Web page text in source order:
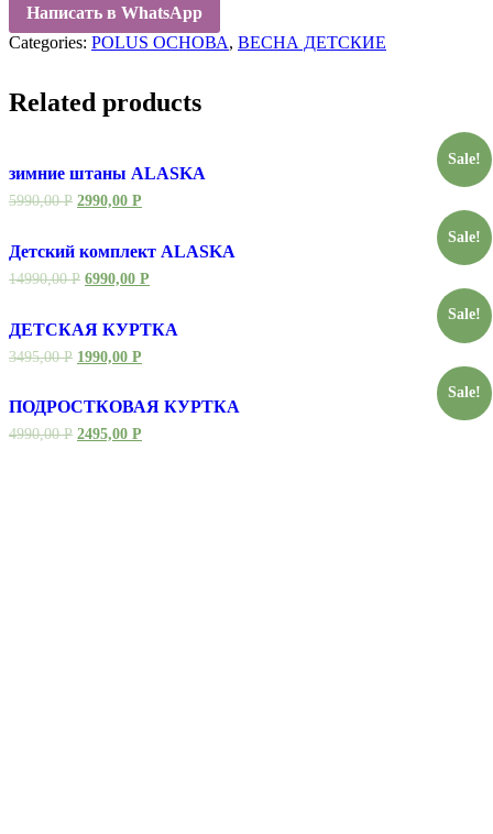
Написать в WhatsApp
Categories: POLUS ОСНОВА, ВЕСНА ДЕТСКИЕ
Related products
Sale!
зимние штаны ALASKA
5990,00Р 2990,00 Р
Sale!
Детский комплект ALASKA
14990,00Р 6990,00 Р
Sale!
ДЕТСКАЯ КУРТКА
3495,00Р 1990,00 Р
Sale!
ПОДРОСТКОВАЯ КУРТКА
4990,00Р 2495,00 Р